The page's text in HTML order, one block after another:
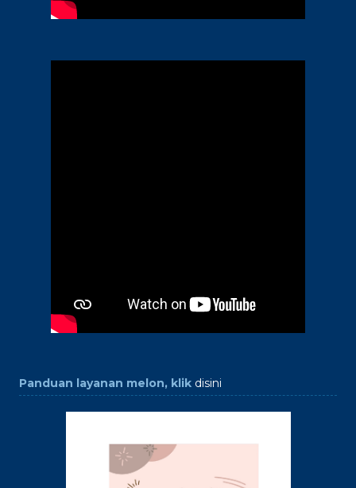
Panduan layanan melon, klik disini